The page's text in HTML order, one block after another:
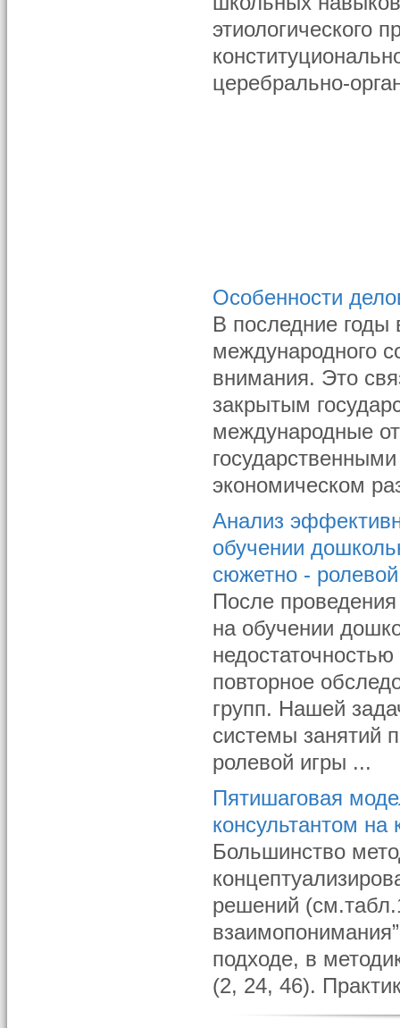
этиологического
церебрально-
Особенности
В последние годы
международного
внимания. Это
закрытым
международные
экономическом
Анализ
обучении
сюжетно -
После
на обучении
повторное
групп. Нашей
системы занятий
ролевой игры ...
Пятишаговая
консультантом на
Большинство
решений
подходе, в
(2, 24, 46).